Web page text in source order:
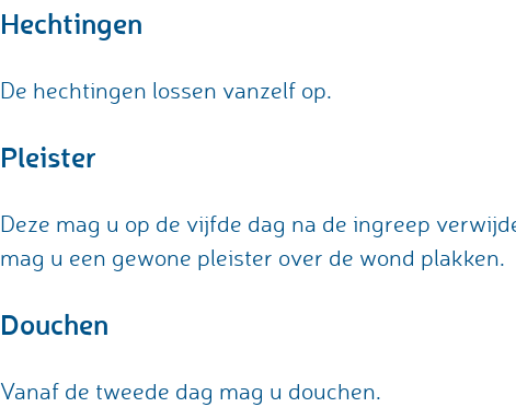
Hechtingen
De hechtingen lossen vanzelf op.
Pleister
Deze mag u op de vijfde dag na de ingreep
mag u een gewone pleister over de wond plakken.
Douchen
Vanaf de tweede dag mag u douchen.